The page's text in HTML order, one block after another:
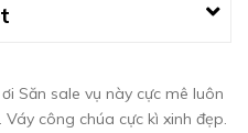
Săn sale vụ này cực mê luôn
công chúa cực kì xinh đẹp.